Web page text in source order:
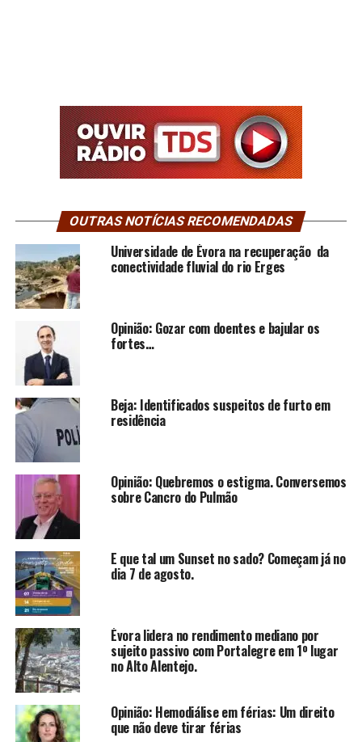
OUTRAS NOTÍCIAS RECOMENDADAS
Universidade de Évora na recuperação da
conectividade fluvial do rio Erges
Opinião: Gozar com doentes e bajular os
fortes…
Beja: Identificados suspeitos de furto em
residência
Opinião: Quebremos o estigma. Conversemos
sobre Cancro do Pulmão
E que tal um Sunset no sado? Começam já no
dia 7 de agosto.
Évora lidera no rendimento mediano por
sujeito passivo com Portalegre em 1º lugar
no Alto Alentejo.
Opinião: Hemodiálise em férias: Um direito
que não deve tirar férias